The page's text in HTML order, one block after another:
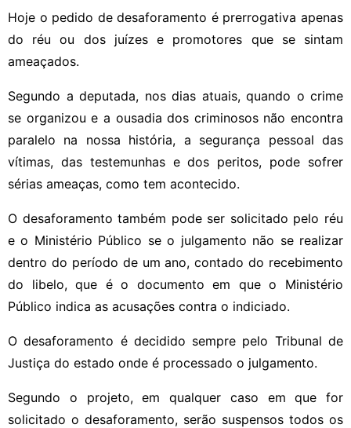
Hoje o pedido de desaforamento é prerrogativa apenas
do réu ou dos juízes e promotores que se sintam
ameaçados.
Segundo a deputada, nos dias atuais, quando o crime
se organizou e a ousadia dos criminosos não encontra
paralelo na nossa história, a segurança pessoal das
vítimas, das testemunhas e dos peritos, pode sofrer
sérias ameaças, como tem acontecido.
O desaforamento também pode ser solicitado pelo réu
e o Ministério Público se o julgamento não se realizar
dentro do período de um ano, contado do recebimento
do libelo, que é o documento em que o Ministério
Público indica as acusações contra o indiciado.
O desaforamento é decidido sempre pelo Tribunal de
Justiça do estado onde é processado o julgamento.
Segundo o projeto, em qualquer caso em que for
solicitado o desaforamento, serão suspensos todos os